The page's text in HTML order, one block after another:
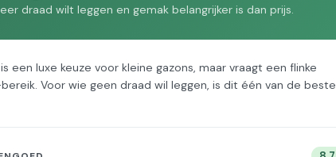
draad wilt leggen en gemak belangrijker is dan prijs.
een luxe keuze voor kleine gazons, maar vraagt een flinke
Voor wie geen draad wil leggen, is dit één van de beste